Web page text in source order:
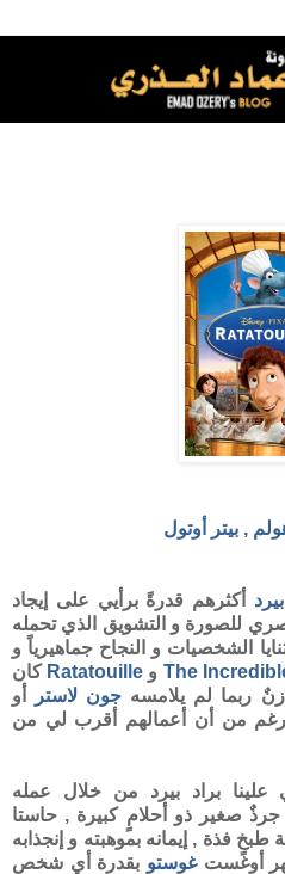
, بيتر أوتول
أكثرهم قدرةً برأيي على إيجاد
للصورة و التشويق الذي تحمله
الشخصيات و النجاح جماهيرياً و
The و Ratatouille كان
ربما لم يلامسه جون لاستر
أو
من أن أعمالهم أقرب لي من
علينا براد بيرد من خلال عمله
جرذٌ صغير ذو أحلامٍ كبيرة , حاستا
فذة , إيمانه بموهبته و إنجذابه
أوغستغوستو بقدرة أي شخص